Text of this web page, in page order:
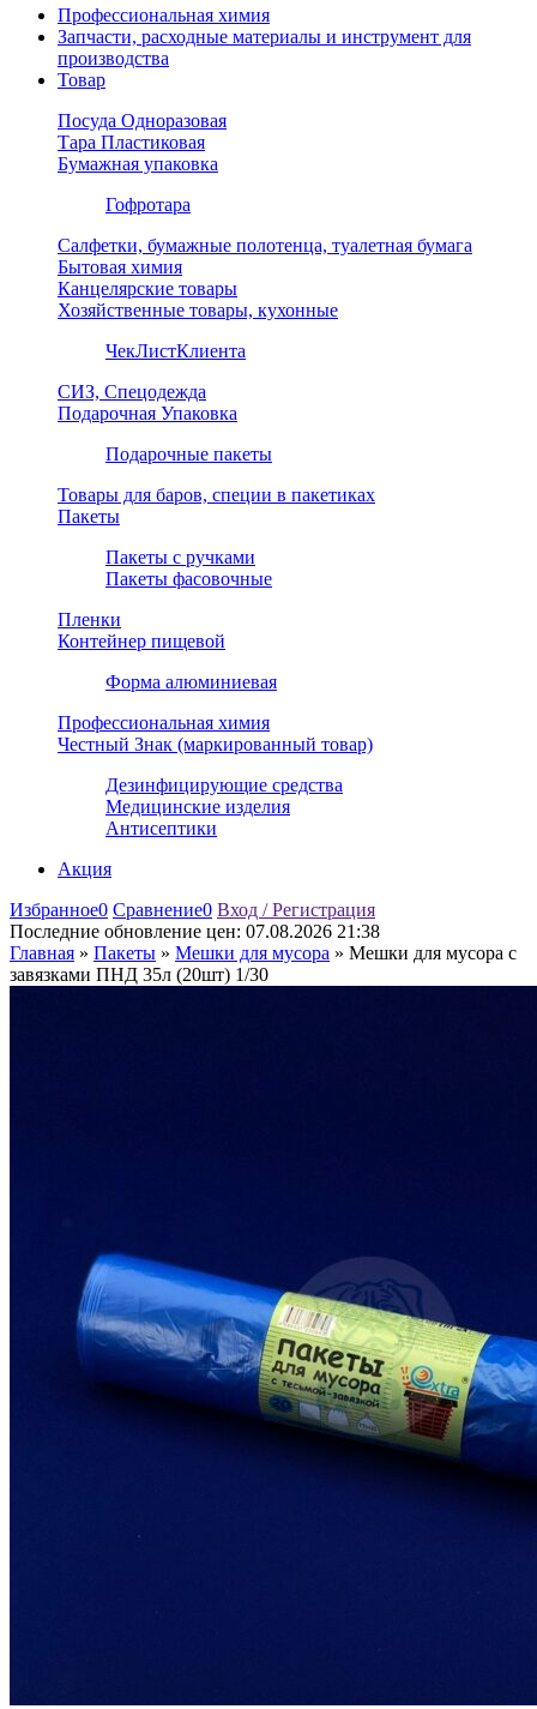
Профессиональная химия
Запчасти, расходные материалы и инструмент для
производства
Товар
Посуда Одноразовая
Тара Пластиковая
Бумажная упаковка
Гофротара
Салфетки, бумажные полотенца, туалетная бумага
Бытовая химия
Канцелярские товары
Хозяйственные товары, кухонные
ЧекЛистКлиента
СИЗ, Спецодежда
Подарочная Упаковка
Подарочные пакеты
Товары для баров, специи в пакетиках
Пакеты
Пакеты с ручками
Пакеты фасовочные
Пленки
Контейнер пищевой
Форма алюминиевая
Профессиональная химия
Честный Знак (маркированный товар)
Дезинфицирующие средства
Медицинские изделия
Антисептики
Акция
Избранное0 Сравнение0 Вход / Регистрация
Последние обновление цен: 07.08.2026 21:38
Главная » Пакеты » Мешки для мусора » Мешки для мусора с
завязками ПНД 35л (20шт) 1/30